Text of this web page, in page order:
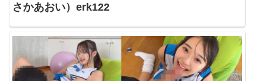
さかあおい）erk122